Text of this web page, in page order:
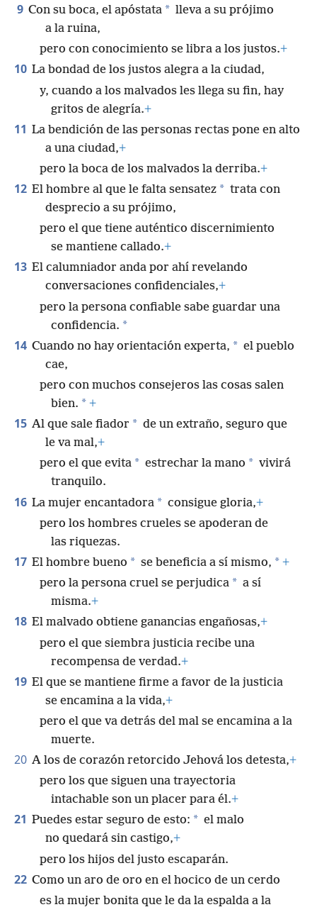
9 Con su boca, el apóstata * lleva a su prójimo
a la ruina,
pero con conocimiento se libra a los justos.+
10 La bondad de los justos alegra a la ciudad,
y, cuando a los malvados les llega su fin, hay
gritos de alegría.+
11 La bendición de las personas rectas pone en alto
a una ciudad,+
pero la boca de los malvados la derriba.+
12 El hombre al que le falta sensatez * trata con
desprecio a su prójimo,
pero el que tiene auténtico discernimiento
se mantiene callado.+
13 El calumniador anda por ahí revelando
conversaciones confidenciales,+
pero la persona confiable sabe guardar una
confidencia. *
14 Cuando no hay orientación experta, * el pueblo
cae,
pero con muchos consejeros las cosas salen
bien. * +
15 Al que sale fiador * de un extraño, seguro que
le va mal,+
pero el que evita * estrechar la mano * vivirá
tranquilo.
16 La mujer encantadora * consigue gloria,+
pero los hombres crueles se apoderan de
las riquezas.
17 El hombre bueno * se beneficia a sí mismo, * +
pero la persona cruel se perjudica * a sí
misma.+
18 El malvado obtiene ganancias engañosas,+
pero el que siembra justicia recibe una
recompensa de verdad.+
19 El que se mantiene firme a favor de la justicia
se encamina a la vida,+
pero el que va detrás del mal se encamina a la
muerte.
20 A los de corazón retorcido Jehová los detesta,+
pero los que siguen una trayectoria
intachable son un placer para él.+
21 Puedes estar seguro de esto: * el malo
no quedará sin castigo,+
pero los hijos del justo escaparán.
22 Como un aro de oro en el hocico de un cerdo
es la mujer bonita que le da la espalda a la